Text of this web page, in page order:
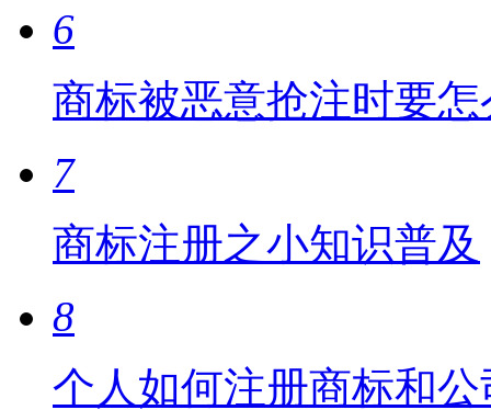
6
商标被恶意抢注时要
7
商标注册之小知识普及
8
个人如何注册商标和